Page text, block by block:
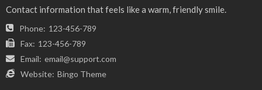
Contact information that feels like a warm, friendly smile.
Phone: 123-456-789
Fax: 123-456-789
Email: email@support.com
Website: Bingo Theme